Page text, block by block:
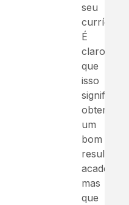
seu
currículo.
É
claro
que
isso
significa
obter
um
bom
resultado
acadêmico,
mas
que